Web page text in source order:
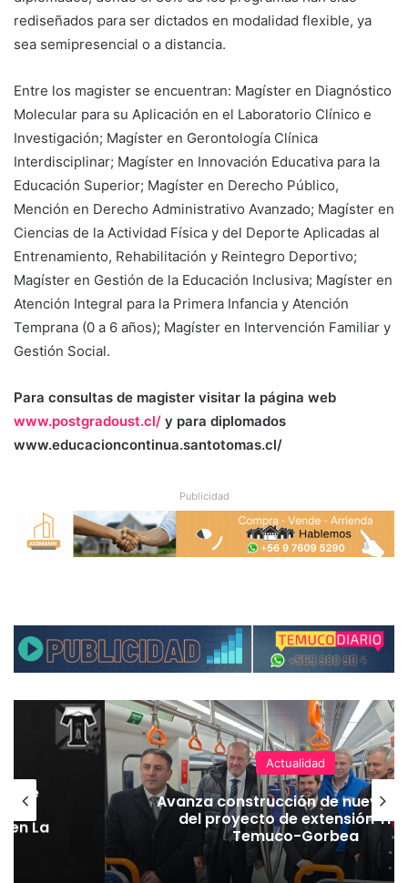
rediseñados para ser dictados en modalidad flexible, ya
sea semipresencial o a distancia.
Entre los magister se encuentran: Magíster en Diagnóstico
Molecular para su Aplicación en el Laboratorio Clínico e
Investigación; Magíster en Gerontología Clínica
Interdisciplinar; Magíster en Innovación Educativa para la
Educación Superior; Magíster en Derecho Público,
Mención en Derecho Administrativo Avanzado; Magíster en
Ciencias de la Actividad Física y del Deporte Aplicadas al
Entrenamiento, Rehabilitación y Reintegro Deportivo;
Magíster en Gestión de la Educación Inclusiva; Magíster en
Atención Integral para la Primera Infancia y Atención
Temprana (0 a 6 años); Magíster en Intervención Familiar y
Gestión Social.
Para consultas de magister visitar la página web
www.postgradoust.cl/ y para diplomados
www.educacioncontinua.santotomas.cl/
Publicidad
en La
Actualidad
Avanza construcción de nuevas
del proyecto de extensión
Temuco-Gorbea